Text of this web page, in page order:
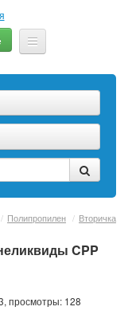
/ Полипропилен / Вторичка
CPP
просмотры: 128